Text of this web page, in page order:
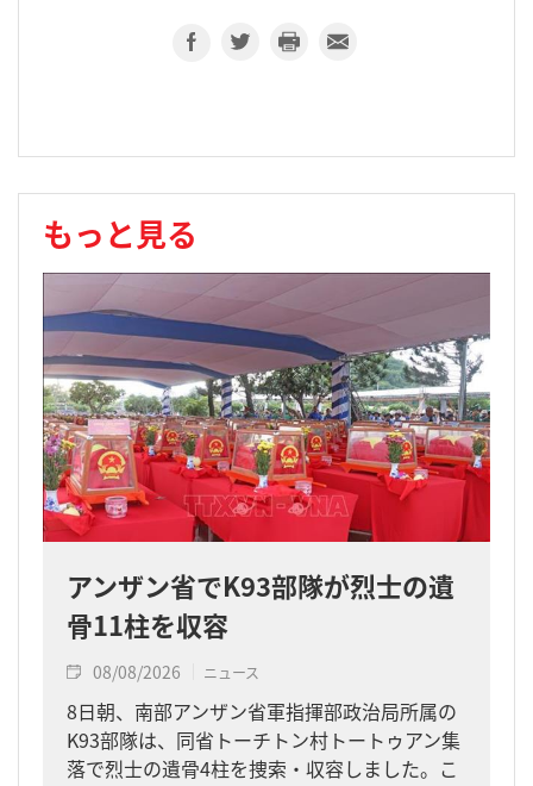
もっと見る
アンザン省でK93部隊が烈士の遺
骨11柱を収容
08/08/2026 ニュース
8日朝、南部アンザン省軍指揮部政治局所属の
K93部隊は、同省トーチトン村トートゥアン集
落で烈士の遺骨4柱を捜索・収容しました。こ